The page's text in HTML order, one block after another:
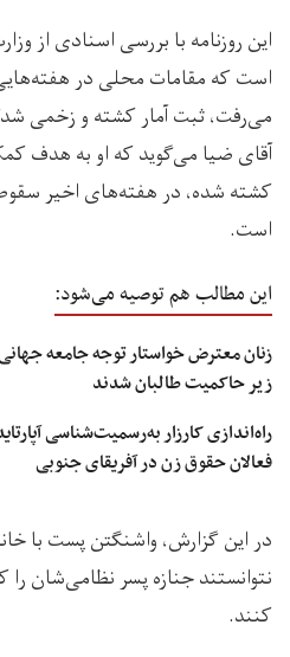
این روزنامه با بررسی اسنادی از
است که مقامات محلی در
می‌رفت، ثبت آمار کشته و زخمی
آقای ضیا می‌گوید که او به هدف
کشته شده، در هفته‌های اخیر سقوط
است.
این مطالب هم توصیه می‌شود:
زنان معترض خواستار توجه جامعه
زیر حاکمیت طالبان شدند
راه‌اندازی کارزار به‌رسمیت‌شناسی
فعالان حقوق زن در آفریقای جنوبی
در این گزارش،‌ واشنگتن پست با
نتوانستند جنازه پسر نظامی‌شان
کنند.